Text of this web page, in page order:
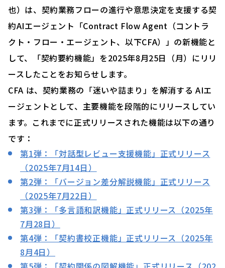
也）は、契約業務フローの進行や意思決定を支援する契
約AIエージェント「Contract Flow Agent（コントラ
クト・フロー・エージェント、以下CFA）」の新機能と
して、「契約要約機能」を2025年8月25日（月）にリリ
ースしたことをお知らせします。
CFA は、契約業務の「迷いや詰まり」を解消する AIエ
ージェントとして、主要機能を段階的にリリースしてい
ます。これまでに正式リリースされた機能は以下の通り
です：
第1弾：「対話型レビュー支援機能」正式リリース
（2025年7月14日）
第2弾：「バージョン差分解説機能」正式リリース
（2025年7月22日）
第3弾：「多言語和訳機能」正式リリース（2025年
7月28日）
第4弾：「契約書校正機能」正式リリース（2025年
8月4日）